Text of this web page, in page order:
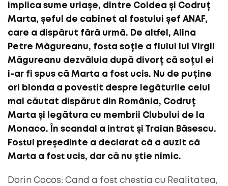
implica sume uriașe, dintre Coldea și Codruț
Marta, șeful de cabinet al fostului șef ANAF,
care a dispărut fără urmă. De altfel, Alina
Petre Măgureanu, fosta soție a fiului lui Virgil
Măgureanu dezvăluia după divorț că soțul ei
i-ar fi spus că Marta a fost ucis. Nu de puține
ori blonda a povestit despre legăturile celui
mai căutat dispărut din România, Codruț
Marta și legătura cu membrii Clubului de la
Monaco. În scandal a intrat și
Traian Băsescu.
Fostul președinte a declarat că a auzit că
Marta a fost ucis, dar că nu știe nimic.
Dorin Cocos: Cand a fost chestia cu Realitatea,